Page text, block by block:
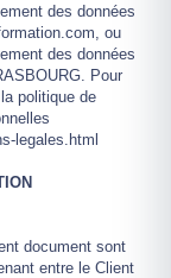
des données
ou
des données
Pour
politique de
legales.html
document sont
entre le Client